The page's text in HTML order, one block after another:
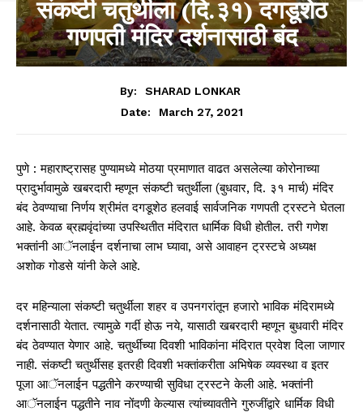
संकष्टी चतुर्थीला (दि.३१) दगडूशेठ
गणपती मंदिर दर्शनासाठी बंद
By:
SHARAD LONKAR
Date:
March 27, 2021
पुणे : महाराष्ट्रासह पुण्यामध्ये मोठया प्रमाणात वाढत असलेल्या कोरोनाच्या
प्रादुर्भावामुळे खबरदारी म्हणून संकष्टी चतुर्थीला (बुधवार, दि. ३१ मार्च) मंदिर
बंद ठेवण्याचा निर्णय श्रीमंत दगडूशेठ हलवाई सार्वजनिक गणपती ट्रस्टने घेतला
आहे. केवळ ब्रह्मवृंदांच्या उपस्थितीत मंदिरात धार्मिक विधी होतील. तरी गणेश
भक्तांनी आॅनलाईन दर्शनाचा लाभ घ्यावा, असे आवाहन ट्रस्टचे अध्यक्ष
अशोक गोडसे यांनी केले आहे.
दर महिन्याला संकष्टी चतुर्थीला शहर व उपनगरांतून हजारो भाविक मंदिरामध्ये
दर्शनासाठी येतात. त्यामुळे गर्दी होऊ नये, यासाठी खबरदारी म्हणून बुधवारी मंदिर
बंद ठेवण्यात येणार आहे. चतुर्थीच्या दिवशी भाविकांना मंदिरात प्रवेश दिला जाणार
नाही. संकष्टी चतुर्थीसह इतरही दिवशी भक्तांकरीता अभिषेक व्यवस्था व इतर
पूजा आॅनलाईन पद्धतीने करण्याची सुविधा ट्रस्टने केली आहे. भक्तांनी
आॅनलाईन पद्धतीने नाव नोंदणी केल्यास त्यांच्यावतीने गुरुजींद्वारे धार्मिक विधी